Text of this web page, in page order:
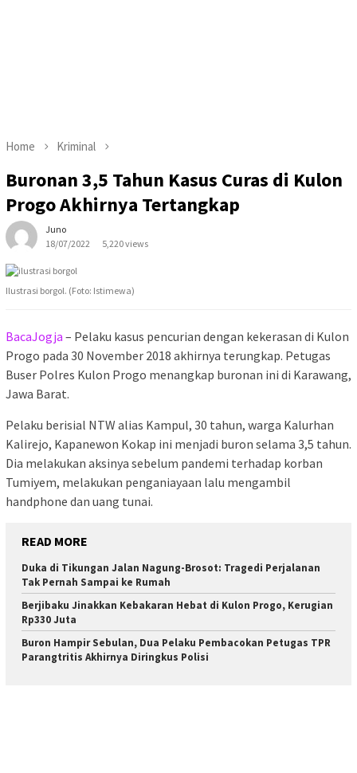
Home Kriminal
Buronan 3,5 Tahun Kasus Curas di Kulon
Progo Akhirnya Tertangkap
Juno
18/07/2022
5,220 views
Ilustrasi borgol. (Foto: Istimewa)
BacaJogja – Pelaku kasus pencurian dengan kekerasan di Kulon
Progo pada 30 November 2018 akhirnya terungkap. Petugas
Buser Polres Kulon Progo menangkap buronan ini di Karawang,
Jawa Barat.
Pelaku berisial NTW alias Kampul, 30 tahun, warga Kalurhan
Kalirejo, Kapanewon Kokap ini menjadi buron selama 3,5 tahun.
Dia melakukan aksinya sebelum pandemi terhadap korban
Tumiyem, melakukan penganiayaan lalu mengambil
handphone dan uang tunai.
READ MORE
Duka di Tikungan Jalan Nagung-Brosot: Tragedi Perjalanan
Tak Pernah Sampai ke Rumah
Berjibaku Jinakkan Kebakaran Hebat di Kulon Progo, Kerugian
Rp330 Juta
Buron Hampir Sebulan, Dua Pelaku Pembacokan Petugas TPR
Parangtritis Akhirnya Diringkus Polisi